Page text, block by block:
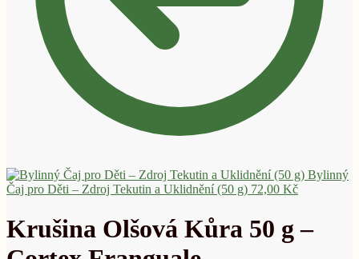
Bylinný
Čaj pro Děti – Zdroj Tekutin a Uklidnění (50 g) 72,00 Kč
Krušina Olšová Kůra 50 g –